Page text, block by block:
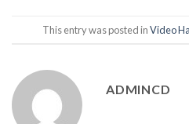
This entry was posted inVideo
ADMINCD